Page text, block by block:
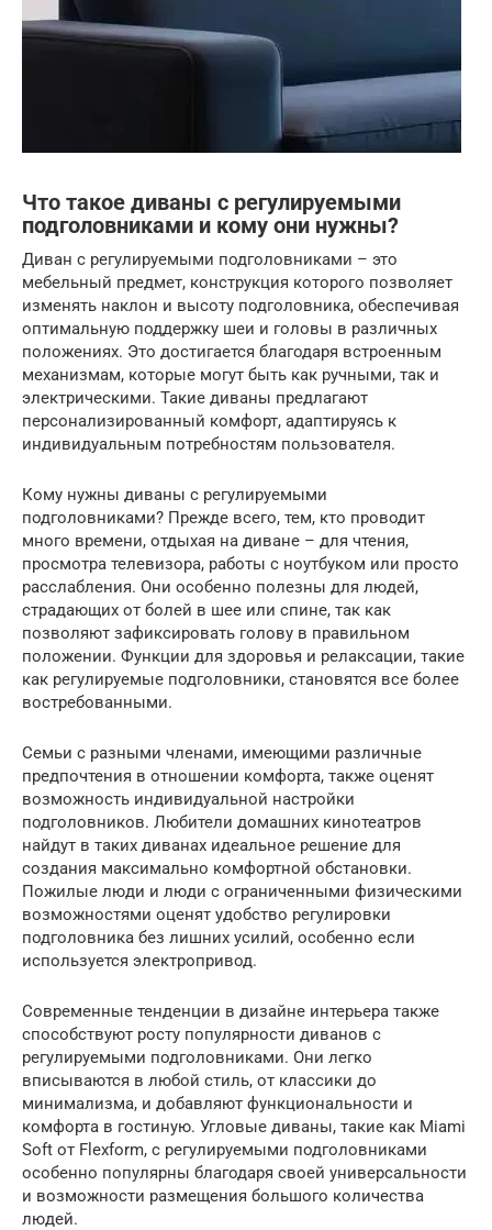
Что такое диваны с регулируемыми
подголовниками и кому они нужны?
Диван с регулируемыми подголовниками – это
мебельный предмет, конструкция которого позволяет
изменять наклон и высоту подголовника, обеспечивая
оптимальную поддержку шеи и головы в различных
положениях. Это достигается благодаря встроенным
механизмам, которые могут быть как ручными, так и
электрическими. Такие диваны предлагают
персонализированный комфорт, адаптируясь к
индивидуальным потребностям пользователя.
Кому нужны диваны с регулируемыми
подголовниками? Прежде всего, тем, кто проводит
много времени, отдыхая на диване – для чтения,
просмотра телевизора, работы с ноутбуком или просто
расслабления. Они особенно полезны для людей,
страдающих от болей в шее или спине, так как
позволяют зафиксировать голову в правильном
положении. Функции для здоровья и релаксации, такие
как регулируемые подголовники, становятся все более
востребованными.
Семьи с разными членами, имеющими различные
предпочтения в отношении комфорта, также оценят
возможность индивидуальной настройки
подголовников. Любители домашних кинотеатров
найдут в таких диванах идеальное решение для
создания максимально комфортной обстановки.
Пожилые люди и люди с ограниченными физическими
возможностями оценят удобство регулировки
подголовника без лишних усилий, особенно если
используется электропривод.
Современные тенденции в дизайне интерьера также
способствуют росту популярности диванов с
регулируемыми подголовниками. Они легко
вписываются в любой стиль, от классики до
минимализма, и добавляют функциональности и
комфорта в гостиную. Угловые диваны, такие как Miami
Soft от Flexform, с регулируемыми подголовниками
особенно популярны благодаря своей универсальности
и возможности размещения большого количества
людей.